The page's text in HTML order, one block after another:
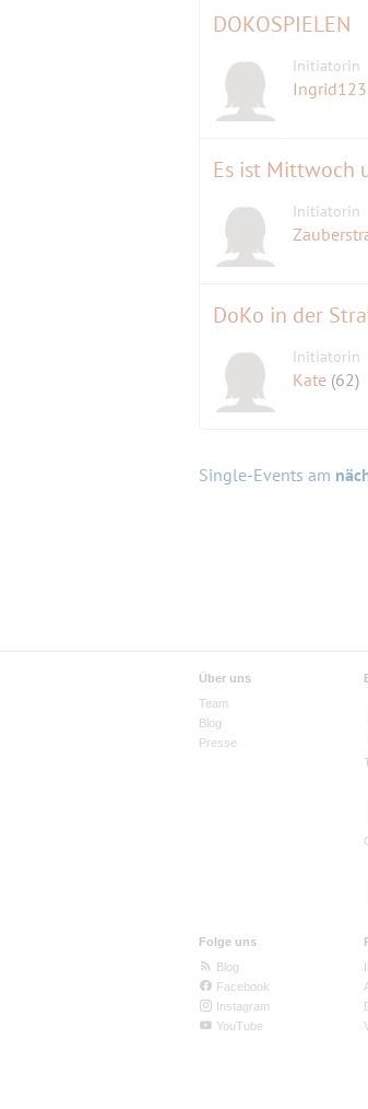
DOKOSPIELEN
Initiatorin
Ingrid123
Es ist Mittwoch
Initiatorin
DoKo in der
Initiatorin
Kate (62)
Single-Events am
Über uns
Team
Blog
Presse
Folge uns
Blog
Facebook
Instagram
YouTube